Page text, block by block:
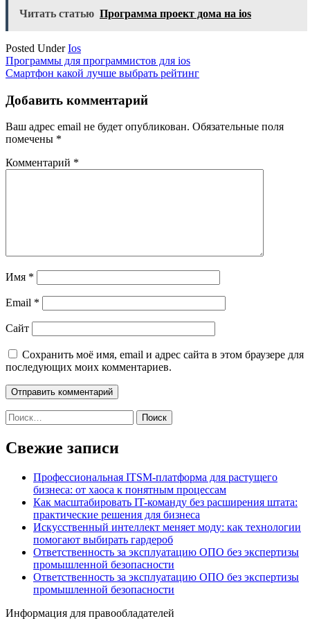
Читать статью Программа проект дома на ios
Posted UnderIos
Навигация
по
записям
Программы для программистов для ios
Смартфон какой лучше выбрать рейтинг
Добавить комментарий
Ваш адрес email не будет опубликован. Обязательные поля
помечены *
Комментарий *
Имя *
Email *
Сайт
Сохранить моё имя, email и адрес сайта в этом браузере для
последующих моих комментариев.
Найти:
Свежие записи
Профессиональная ITSM-платформа для растущего
бизнеса: от хаоса к понятным процессам
Как масштабировать IT-команду без расширения штата:
практические решения для бизнеса
Искусственный интеллект меняет моду: как технологии
помогают выбирать гардероб
Ответственность за эксплуатацию ОПО без экспертизы
промышленной безопасности
Ответственность за эксплуатацию ОПО без экспертизы
промышленной безопасности
Информация для правообладателей